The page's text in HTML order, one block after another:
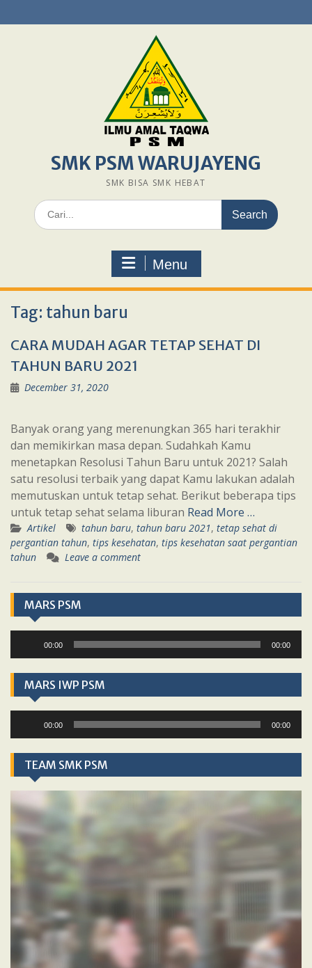
to
SMK PSM WARUJAYENG
SMK BISA SMK HEBAT
Search
for:
Menu
Tag: tahun baru
CARA MUDAH AGAR TETAP SEHAT DI
TAHUN BARU 2021
December 31, 2020
Banyak orang yang merenungkan 365 hari terakhir
dan memikirkan masa depan. Sudahkah Kamu
menetapkan Resolusi Tahun Baru untuk 2021? Salah
satu resolusi terbaik yang dapat Kamu lakukan adalah
memutuskan untuk tetap sehat. Berikut beberapa tips
untuk tetap sehat selama liburan Read More …
Artikel tahun baru, tahun baru 2021, tetap sehat di
pergantian tahun, tips kesehatan, tips kesehatan saat pergantian
tahun
Leave a comment
MARS PSM
00:00 00:00
MARS IWP PSM
00:00 00:00
TEAM SMK PSM
Player